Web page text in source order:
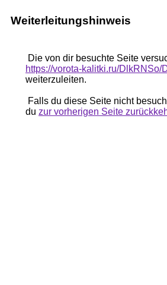
Weiterleitungshinweis
Die von dir besuchte Seite
https://vorota-kalitki.ru/DlkRNSo/
weiterzuleiten.
Falls du diese Seite nicht
du zur vorherigen Seite